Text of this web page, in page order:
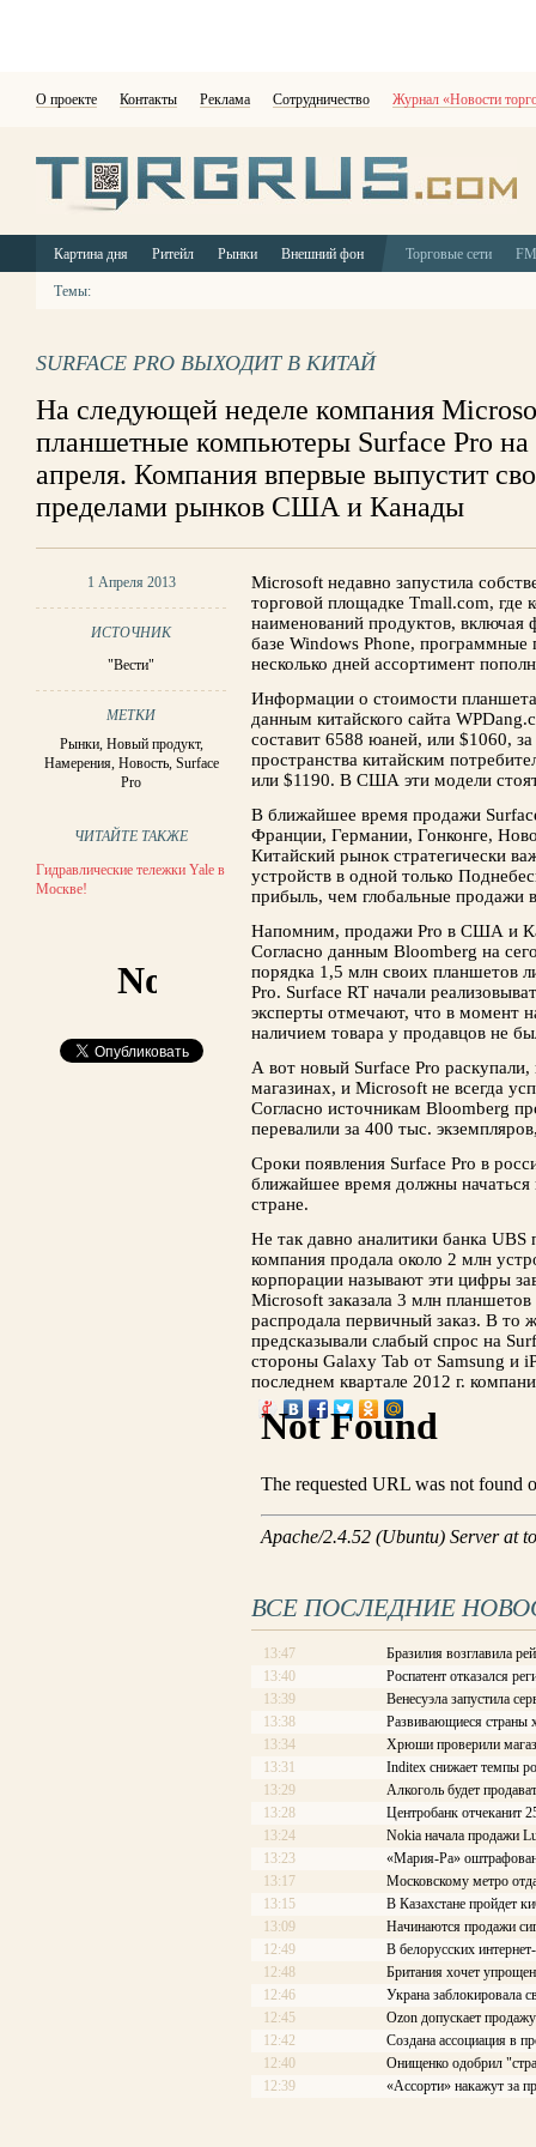
О проекте Контакты Реклама Сотрудничество Журнал «Новости
Картина дня Ритейл Рынки Внешний фон Торговые сети
Темы:
SURFACE PRO ВЫХОДИТ В КИТАЙ
На следующей неделе компания
планшетные компьютеры Surface Pro
апреля. Компания впервые выпустит
пределами рынков США и Канады
1 Апреля 2013
ИСТОЧНИК
"Вести"
МЕТКИ
Рынки, Новый продукт,
Намерения, Новость, Surface
Pro
ЧИТАЙТЕ ТАКЖЕ
Гидравлические тележки Yale в
Москве!
Microsoft недавно запустила
торговой площадке Tmall.com, где
наименований продуктов,
базе Windows Phone, программные
несколько дней ассортимент
Информации о стоимости
данным китайского сайта
составит 6588 юаней, или $1060,
пространства китайским
или $1190. В США эти модели
В ближайшее время продажи
Франции, Германии, Гонконге,
Китайский рынок стратегически
устройств в одной только
прибыль, чем глобальные продажи
Напомним, продажи Pro в США и
Согласно данным Bloomberg на
порядка 1,5 млн своих планшетов
Pro. Surface RT начали
эксперты отмечают, что в момент
наличием товара у продавцов не
А вот новый Surface Pro раскупали,
магазинах, и Microsoft не всегда
Согласно источникам Bloomberg
перевалили за 400 тыс.
Сроки появления Surface Pro в
ближайшее время должны
стране.
Не так давно аналитики банка UBS
компания продала около 2 млн
корпорации называют эти цифры
Microsoft заказала 3 млн
распродала первичный заказ. В то
предсказывали слабый спрос на
стороны Galaxy Tab от Samsung и
последнем квартале 2012 г.
ВСЕ ПОСЛЕДНИЕ
13:47
Бразилия возглавила
13:40
Роспатент отказался
13:39
Венесуэла запустила
13:38
Развивающиеся страны
13:34
Хрюши проверили
13:31
Inditex снижает темпы
13:29
Алкоголь будет
13:28
Центробанк отчеканит
13:24
Nokia начала продажи
13:23
«Мария-Ра»
13:17
Московскому метро
13:15
В Казахстане пройдет
13:09
Начинаются продажи
12:49
В белорусских
12:48
Британия хочет
12:46
Украна заблокировала
12:45
Ozon допускает
12:42
Создана ассоциация в
12:40
Онищенко одобрил
12:39
«Ассорти» накажут за